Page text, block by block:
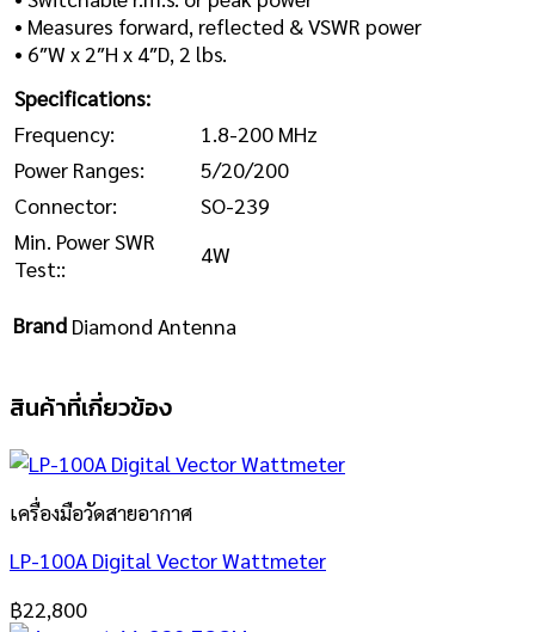
• Measures forward, reflected & VSWR power
• 6″W x 2″H x 4″D, 2 lbs.
Specifications:
Frequency:
1.8-200 MHz
Power Ranges:
5/20/200
Connector:
SO-239
Min. Power SWR
Test::
4W
Brand Diamond Antenna
สินค้าที่เกี่ยวข้อง
เครื่องมือวัดสายอากาศ
LP-100A Digital Vector Wattmeter
฿22,800